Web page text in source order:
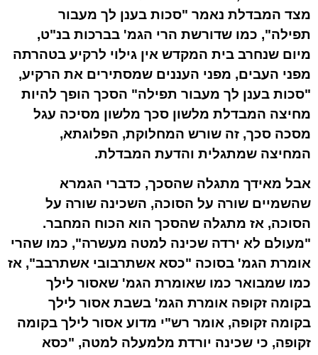
מצד המבדלת נאמר "סכות בענן לך מעבור
תפילה", כמו שדורשת הרי הגמ' בברכות בנ"ט,
מיום שנחרב בית המקדש אין גילוי לרקיע בטהרתה
מפני העבים, מפני העננים שמסתירים את הרקיע,
"סכות בענן לך מעבור תפילה" הסכך הופך להיות
מחיצה המבדלת מלשון סכך מלשון מסיכה עגל
מסכה סכך, זה שורש המחלוקת, הפלוגתא,
המחיצה שמתגלית והדעת המבדלת.
אבל מאידך מתגלה שהסכך, כדברי הגמרא
שהשמיים שורה על הסוכה, השכינה שורה על
הסוכה, אז מתגלה שהסכך הוא הכוח המחבר.
"מעולם לא ירדה שכינה למטה מעשרה", כמו שהרי
אומרת הגמ' בסוכה "כסא אשתרבובי אשתרבב", אז
כמו שמבואר כמו שאומרת הגמ' שאסור לילך
בקומה זקופה אומרת הגמ' בשבת אסור לילך
בקומה זקופה, אומר רש"י מדוע אסור לילך בקומה
זקופה, כי שכינה יורדת מלמעלה למטה, "כסא